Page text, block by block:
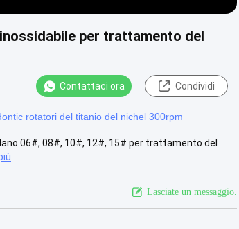
per trattamento del
Contattaci ora Condividi
rotatori del titanio del nichel 300rpm
06#, 08#, 10#, 12#, 15# per trattamento del
Lasciate un messaggio.